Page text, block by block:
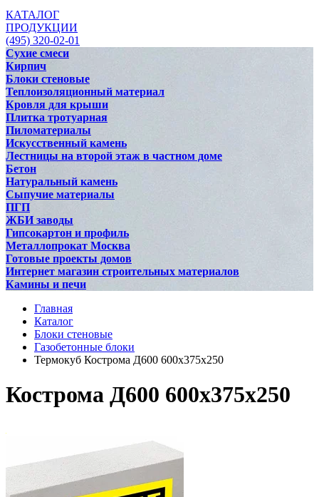
КАТАЛОГ
ПРОДУКЦИИ
(495) 320-02-01
Сухие смеси
Кирпич
Блоки стеновые
Теплоизоляционный материал
Кровля для крыши
Плитка тротуарная
Пиломатериалы
Искусственный камень
Лестницы на второй этаж в частном доме
Бетон
Натуральный камень
Сыпучие материалы
ПГП
ЖБИ заводы
Гипсокартон и профиль
Металлопрокат Москва
Готовые проекты домов
Интернет магазин строительных материалов
Камины и печи
Главная
Каталог
Блоки стеновые
Газобетонные блоки
Термокуб Кострома Д600 600х375х250
Кострома Д600 600х375х250